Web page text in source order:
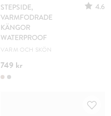
STEPSIDE,
VARMFODRADE
KÄNGOR
WATERPROOF
4.6
VARM OCH SKÖN
749 kr